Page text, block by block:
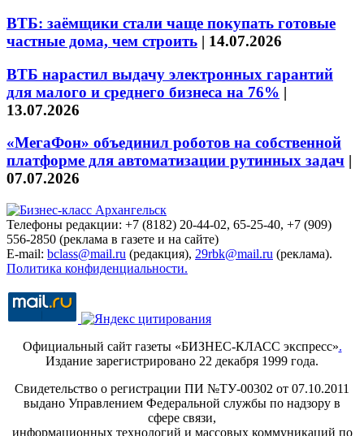
ВТБ: заёмщики стали чаще покупать готовые
частные дома, чем строить | 14.07.2026
ВТБ нарастил выдачу электронных гарантий
для малого и среднего бизнеса на 76% |
13.07.2026
«МегаФон» объединил роботов на собственной
платформе для автоматизации рутинных задач |
07.07.2026
Телефоны редакции: +7 (8182) 20-44-02, 65-25-40, +7 (909)
556-2850 (реклама в газете и на сайте)
E-mail: bclass@mail.ru (редакция), 29rbk@mail.ru (реклама).
Политика конфиденциальности.
Официальный сайт газеты «БИЗНЕС-КЛАСС экспресс».
Издание зарегистрировано 22 декабря 1999 года.
Свидетельство о регистрации ПИ №ТУ-00302 от 07.10.2011
выдано Управлением Федеральной службы по надзору в
сфере связи,
информационных технологий и массовых коммуникаций по